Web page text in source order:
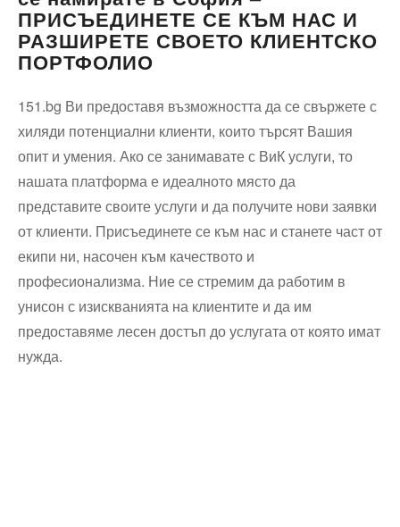
ПРИСЪЕДИНЕТЕ СЕ КЪМ НАС И
РАЗШИРЕТЕ СВОЕТО КЛИЕНТСКО
ПОРТФОЛИО
151.bg Ви предоставя възможността да се свържете с
хиляди потенциални клиенти, които търсят Вашия
опит и умения. Ако се занимавате с ВиК услуги, то
нашата платформа е идеалното място да
представите своите услуги и да получите нови заявки
от клиенти. Присъединете се към нас и станете част от
екипи ни, насочен към качеството и
професионализма. Ние се стремим да работим в
унисон с изискванията на клиентите и да им
предоставяме лесен достъп до услугата от която имат
нужда.